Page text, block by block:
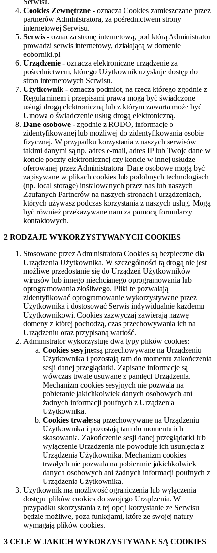
Cookies Zewnętrzne - oznacza Cookies zamieszczane przez
partnerów Administratora, za pośrednictwem strony
internetowej Serwisu.
Serwis - oznacza stronę internetową, pod którą Administrator
prowadzi serwis internetowy, działającą w domenie
eoborniki.pl
Urządzenie - oznacza elektroniczne urządzenie za
pośrednictwem, którego Użytkownik uzyskuje dostęp do
stron internetowych Serwisu.
Użytkownik - oznacza podmiot, na rzecz którego zgodnie z
Regulaminem i przepisami prawa mogą być świadczone
usługi drogą elektroniczną lub z którym zawarta może być
Umowa o świadczenie usług drogą elektroniczną.
Dane osobowe - zgodnie z RODO, informacje o
zidentyfikowanej lub możliwej do zidentyfikowania osobie
fizycznej. W przypadku korzystania z naszych serwisów
takimi danymi są np. adres e-mail, adres IP lub Twoje dane w
koncie poczty elektronicznej czy koncie w innej usłudze
oferowanej przez Administratora. Dane osobowe mogą być
zapisywane w plikach cookies lub podobnych technologiach
(np. local storage) instalowanych przez nas lub naszych
Zaufanych Partnerów na naszych stronach i urządzeniach,
których używasz podczas korzystania z naszych usług. Mogą
być również przekazywane nam za pomocą formularzy
kontaktowych.
2 RODZAJE WYKORZYSTYWANYCH COOKIES
Stosowane przez Administratora Cookies są bezpieczne dla
Urządzenia Użytkownika. W szczególności tą drogą nie jest
możliwe przedostanie się do Urządzeń Użytkowników
wirusów lub innego niechcianego oprogramowania lub
oprogramowania złośliwego. Pliki te pozwalają
zidentyfikować oprogramowanie wykorzystywane przez
Użytkownika i dostosować Serwis indywidualnie każdemu
Użytkownikowi. Cookies zazwyczaj zawierają nazwę
domeny z której pochodzą, czas przechowywania ich na
Urządzeniu oraz przypisaną wartość.
Administrator wykorzystuje dwa typy plików cookies:
Cookies sesyjne:są przechowywane na Urządzeniu
Użytkownika i pozostają tam do momentu zakończenia
sesji danej przeglądarki. Zapisane informacje są
wówczas trwale usuwane z pamięci Urządzenia.
Mechanizm cookies sesyjnych nie pozwala na
pobieranie jakichkolwiek danych osobowych ani
żadnych informacji poufnych z Urządzenia
Użytkownika.
Cookies trwałe:są przechowywane na Urządzeniu
Użytkownika i pozostają tam do momentu ich
skasowania. Zakończenie sesji danej przeglądarki lub
wyłączenie Urządzenia nie powoduje ich usunięcia z
Urządzenia Użytkownika. Mechanizm cookies
trwałych nie pozwala na pobieranie jakichkolwiek
danych osobowych ani żadnych informacji poufnych z
Urządzenia Użytkownika.
Użytkownik ma możliwość ograniczenia lub wyłączenia
dostępu plików cookies do swojego Urządzenia. W
przypadku skorzystania z tej opcji korzystanie ze Serwisu
będzie możliwe, poza funkcjami, które ze swojej natury
wymagają plików cookies.
3 CELE W JAKICH WYKORZYSTYWANE SĄ COOKIES